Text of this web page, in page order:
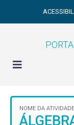
NOME DA ATIVIDADE